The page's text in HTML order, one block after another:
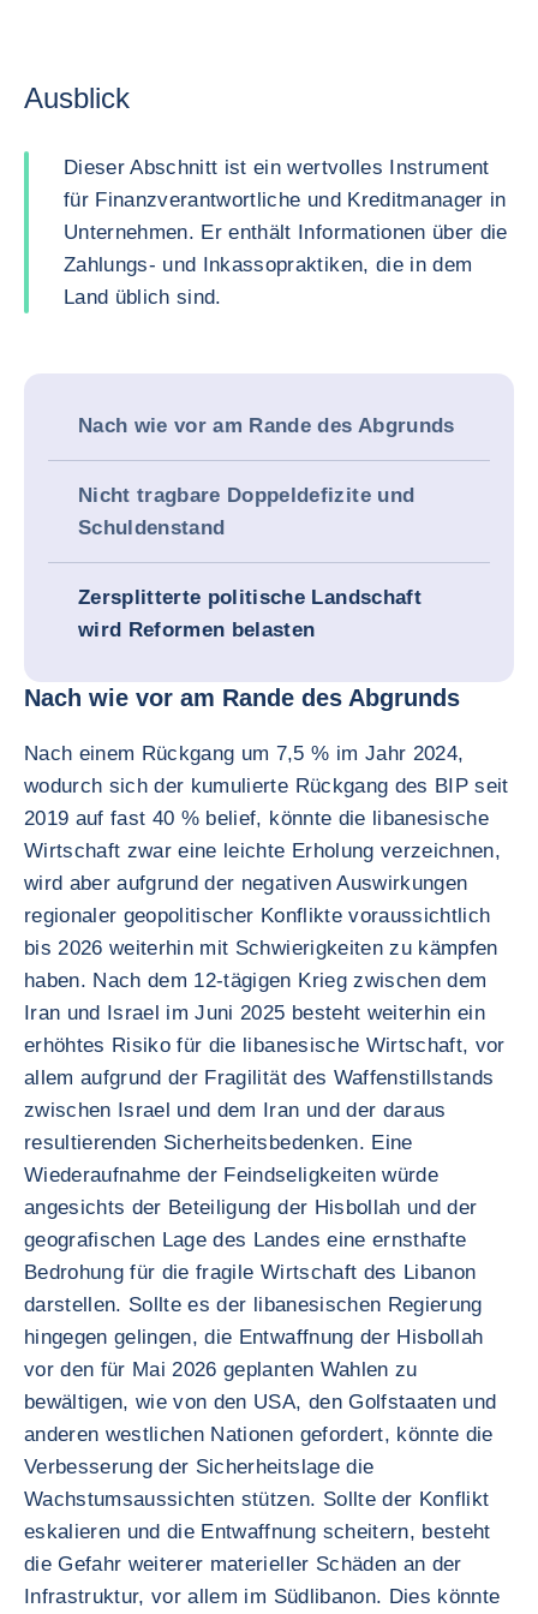
Ausblick
Dieser Abschnitt ist ein wertvolles Instrument
für Finanzverantwortliche und Kreditmanager in
Unternehmen. Er enthält Informationen über die
Zahlungs- und Inkassopraktiken, die in dem
Land üblich sind.
Nach wie vor am Rande des Abgrunds
Nicht tragbare Doppeldefizite und
Schuldenstand
Zersplitterte politische Landschaft
wird Reformen belasten
Nach wie vor am Rande des Abgrunds
Nach einem Rückgang um 7,5 % im Jahr 2024,
wodurch sich der kumulierte Rückgang des BIP seit
2019 auf fast 40 % belief, könnte die libanesische
Wirtschaft zwar eine leichte Erholung verzeichnen,
wird aber aufgrund der negativen Auswirkungen
regionaler geopolitischer Konflikte voraussichtlich
bis 2026 weiterhin mit Schwierigkeiten zu kämpfen
haben. Nach dem 12-tägigen Krieg zwischen dem
Iran und Israel im Juni 2025 besteht weiterhin ein
erhöhtes Risiko für die libanesische Wirtschaft, vor
allem aufgrund der Fragilität des Waffenstillstands
zwischen Israel und dem Iran und der daraus
resultierenden Sicherheitsbedenken. Eine
Wiederaufnahme der Feindseligkeiten würde
angesichts der Beteiligung der Hisbollah und der
geografischen Lage des Landes eine ernsthafte
Bedrohung für die fragile Wirtschaft des Libanon
darstellen. Sollte es der libanesischen Regierung
hingegen gelingen, die Entwaffnung der Hisbollah
vor den für Mai 2026 geplanten Wahlen zu
bewältigen, wie von den USA, den Golfstaaten und
anderen westlichen Nationen gefordert, könnte die
Verbesserung der Sicherheitslage die
Wachstumsaussichten stützen. Sollte der Konflikt
eskalieren und die Entwaffnung scheitern, besteht
die Gefahr weiterer materieller Schäden an der
Infrastruktur, vor allem im Südlibanon. Dies könnte